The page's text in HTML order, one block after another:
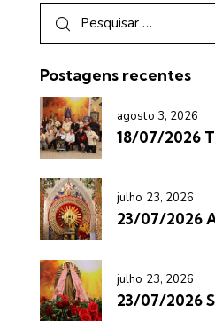
Postagens recentes
agosto 3, 2026
18/07/2026
julho 23, 2026
23/07/2026
julho 23, 2026
23/07/2026